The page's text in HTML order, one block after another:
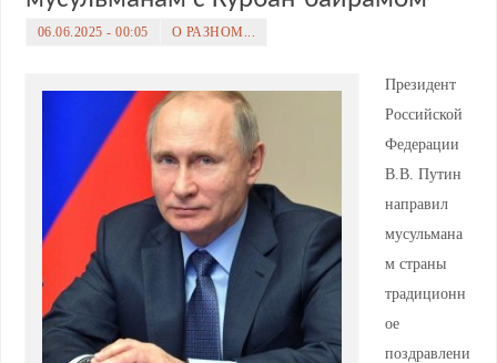
06.06.2025 - 00:05 О РАЗНОМ...
Президент
Российской
Федерации
В.В. Путин
направил
мусульмана
м страны
традиционн
ое
поздравлени